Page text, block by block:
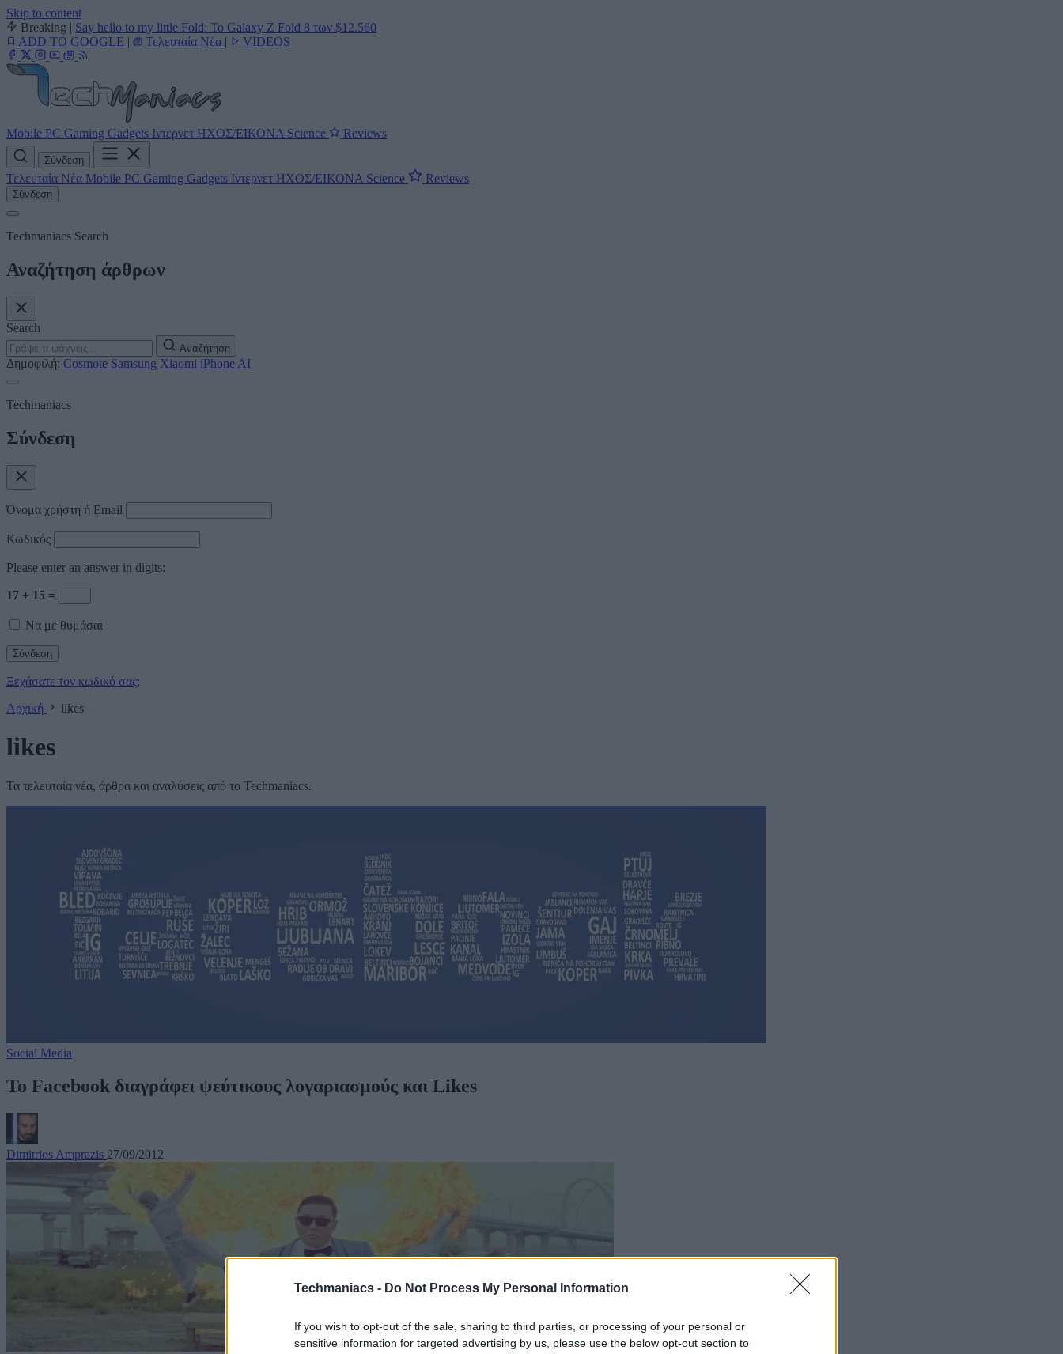
Techmaniacs - Do Not Process My Personal Information
If you wish to opt-out of the sale, sharing to third parties, or processing of your personal or
sensitive information for targeted advertising by us, please use the below opt-out section to
Skip to content
Breaking | Say hello to my little Fold: Το Galaxy Z Fold 8 των $12.560
ADD TO GOOGLE | Τελευταία Νέα | VIDEOS
Mobile PC Gaming Gadgets Ιντερνετ ΗΧΟΣ/ΕΙΚΟΝΑ Science Reviews
Σύνδεση
Τελευταία Νέα Mobile PC Gaming Gadgets Ιντερνετ ΗΧΟΣ/ΕΙΚΟΝΑ Science Reviews
Σύνδεση
Techmaniacs Search
Αναζήτηση άρθρων
Search
Αναζήτηση
Δημοφιλή: Cosmote Samsung Xiaomi iPhone AI
Techmaniacs
Σύνδεση
Όνομα χρήστη ή Email
Κωδικός
Please enter an answer in digits:
17 + 15 =
Να με θυμάσαι
Ξεχάσατε τον κωδικό σας;
Αρχική
likes
likes
Τα τελευταία νέα, άρθρα και αναλύσεις από το Techmaniacs.
Social Media
Το Facebook διαγράφει ψεύτικους λογαριασμούς και Likes
Dimitrios Amprazis 27/09/2012